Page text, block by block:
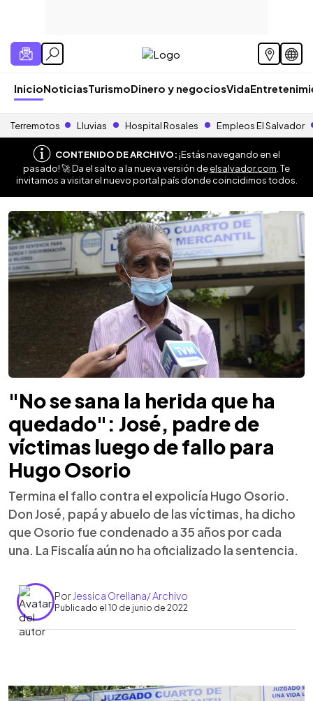
InicioNoticiasTurismoDinero y negociosVida
Terremotos Lluvias Hospital Rosales Empleos El Salvador
CONTENIDO DE ARCHIVO:¡Estás navegando en el
pasado! 🚀 Da el salto a la nueva versión deelsalvador.com . Te
invitamos a visitar el nuevo portal país donde coincidimos todos.
"No se sana la herida que ha
quedado": José, padre de
víctimas luego de fallo para
Hugo Osorio
Termina el fallo contra el expolicía Hugo Osorio.
Don José, papá y abuelo de las víctimas, ha dicho
que Osorio fue condenado a 35 años por cada
una. La Fiscalía aún no ha oficializado la sentencia.
Por Jessica Orellana/ Archivo
Publicado el 10 de junio de 2022
► Escuchar artículo